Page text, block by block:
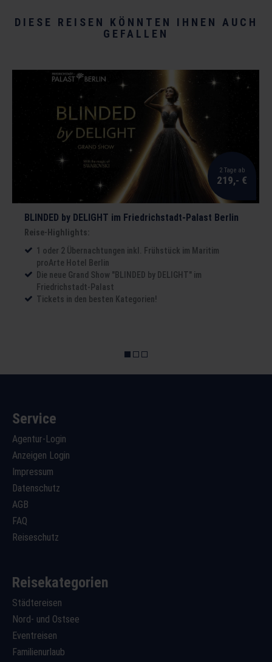
DIESE REISEN KÖNNTEN IHNEN AUCH
GEFALLEN
2 Tage ab
219,- €
BLINDED by DELIGHT im Friedrichstadt-Palast Berlin
Reise-Highlights:
1 oder 2 Übernachtungen inkl. Frühstück im Maritim
proArte Hotel Berlin
Die neue Grand Show "BLINDED by DELIGHT" im
Friedrichstadt-Palast
Tickets in den besten Kategorien!
Service
Agentur-Login
Anzeigen Login
Impressum
Datenschutz
AGB
FAQ
Reiseschutz
Reisekategorien
Städtereisen
Nord- und Ostsee
Eventreisen
Familienurlaub